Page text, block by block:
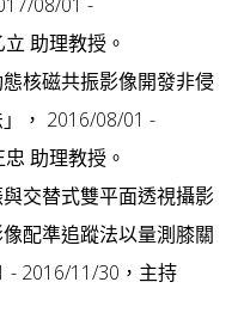
助理教授。
核磁共振影像開發非侵
， 2016/08/01 -
助理教授。
交替式雙平面透視攝影
配準追蹤法以量測膝關
- 2016/11/30，主持